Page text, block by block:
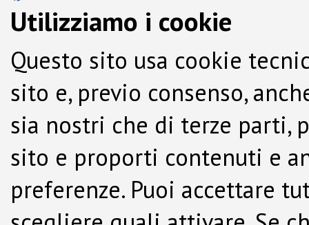
Utilizziamo i cookie
Questo sito usa cookie
sito e, previo consenso,
sia nostri che di terze parti,
sito e proporti contenuti e
preferenze. Puoi accettare